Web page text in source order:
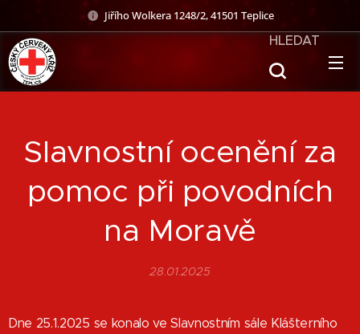
Jiřího Wolkera 1248/2, 41501 Teplice
HLEDAT
Slavnostní ocenění za
pomoc při povodních
na Moravě
28.01.2025
Dne 25.1.2025 se konalo ve Slavnostním sále Klášterního